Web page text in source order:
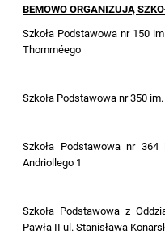
BEMOWO ORGANIZUJĄ
Szkoła Podstawowa nr 150
Thomméego
Szkoła Podstawowa nr 350
Szkoła Podstawowa nr
Andriollego 1
Szkoła Podstawowa z
Pawła II ul. Stanisława